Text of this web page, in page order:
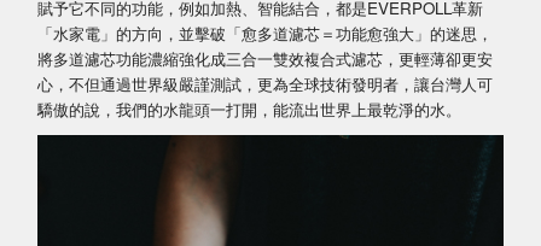
賦予它不同的功能，例如加熱、智能結合，都是EVERPOLL革新
「水家電」的方向，並擊破「愈多道濾芯＝功能愈強大」的迷思，
將多道濾芯功能濃縮強化成三合一雙效複合式濾芯，更輕薄卻更安
心，不但通過世界級嚴謹測試，更為全球技術發明者，讓台灣人可
驕傲的說，我們的水龍頭一打開，能流出世界上最乾淨的水。